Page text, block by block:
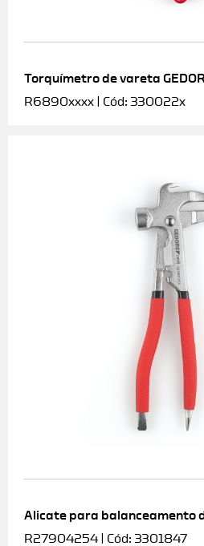
Torquímetro de vareta
R6890xxxx | Cód: 330022x
Alicate para balanceamento
R27904254 | Cód: 3301847